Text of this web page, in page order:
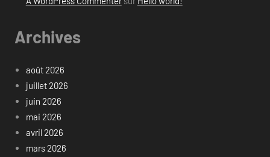
Archives
août 2026
juillet 2026
juin 2026
mai 2026
avril 2026
mars 2026